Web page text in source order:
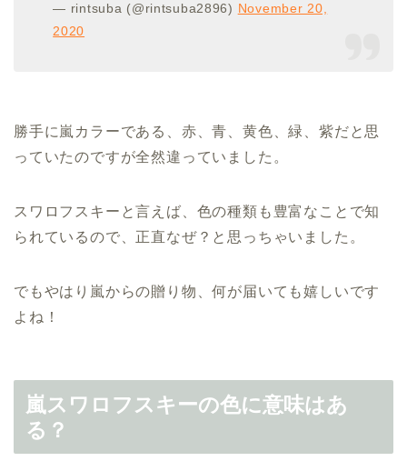
— rintsuba (@rintsuba2896) November 20,
2020
勝手に嵐カラーである、赤、青、黄色、緑、紫だと思
っていたのですが全然違っていました。
スワロフスキーと言えば、色の種類も豊富なことで知
られているので、正直なぜ？と思っちゃいました。
でもやはり嵐からの贈り物、何が届いても嬉しいです
よね！
嵐スワロフスキーの色に意味はあ
る？